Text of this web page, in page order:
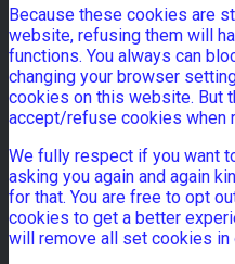
Because these cookies are
website, refusing them will
functions. You always can
changing your browser
cookies on this website. But
accept/refuse cookies when
We fully respect if you want
asking you again and again
for that. You are free to opt
cookies to get a better
will remove all set cookies in